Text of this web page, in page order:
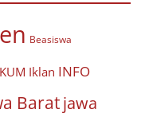
Beasiswa
Iklan INFO
Baratjawa